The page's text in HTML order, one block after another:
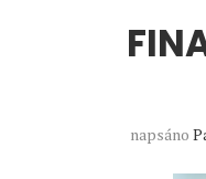
napsáno